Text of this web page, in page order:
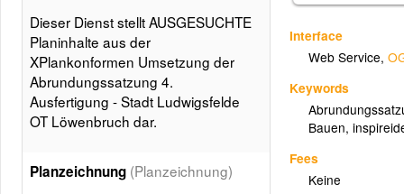
Interface
Web Service,
Keywords
Bauen,
Fees
Keine
Dieser Dienst stellt AUSGESUCHTE
Planinhalte aus der
XPlankonformen Umsetzung der
Abrundungssatzung 4.
Ausfertigung - Stadt Ludwigsfelde
OT Löwenbruch dar.
Planzeichnung (Planzeichnung)